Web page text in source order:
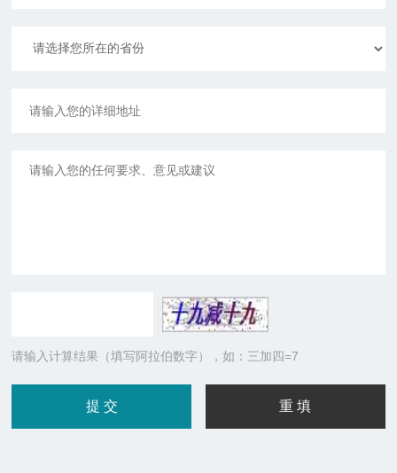
请输入计算结果（填写阿拉伯数字），如：三加四=7